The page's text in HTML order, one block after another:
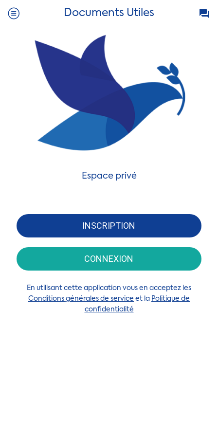
Documents Utiles
Espace privé
INSCRIPTION
CONNEXION
En utilisant cette application vous en acceptez les
Conditions générales de service et la Politique de
confidentialité